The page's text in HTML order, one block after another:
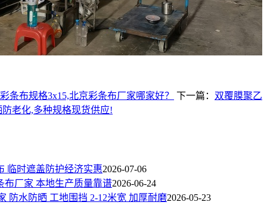
条布规格3x15,北京彩条布厂家哪家好？ 下一篇： 双覆膜聚乙
老化,多种规格现货供应!
临时遮盖防护经济实惠2026-07-06
布厂家 本地生产质量靠谱2026-06-24
防水防晒 工地围挡 2-12米宽 加厚耐磨2026-05-23